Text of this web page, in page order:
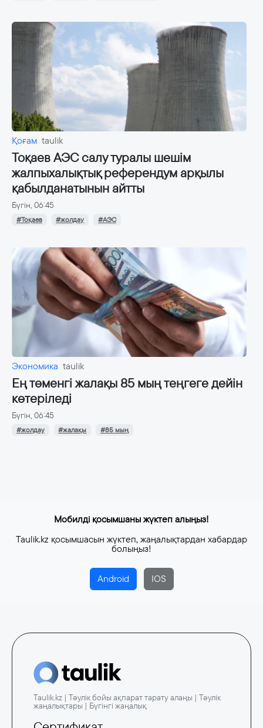
Қоғам taulik
Тоқаев АЭС салу туралы шешім
жалпыхалықтық референдум арқылы
қабылданатынын айтты
Бүгін, 06:45
#Тоқаев #жолдау #АЭС
Экономика taulik
Ең төменгі жалақы 85 мың теңгеге дейін
көтеріледі
Бүгін, 06:45
#жолдау #жалақы #85 мың
Мобилді қосымшаны жүктеп алыңыз!
Taulik.kz қосымшасын жүктеп, жаңалықтардан хабардар
болыңыз!
Android IOS
Taulik.kz | Тәулік бойы ақпарат тарату алаңы | Тәулік
жаңалықтары | Бүгінгі жаңалық